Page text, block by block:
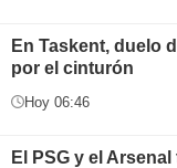
En Taskent, duelo
por el cinturón
Hoy 06:46
El PSG y el